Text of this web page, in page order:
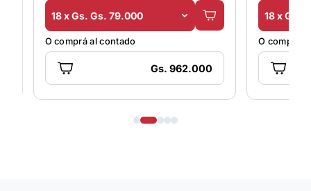
18 x Gs. Gs. 79.000
O comprá al contado
Gs. 962.000
18 x Gs.
O comprá